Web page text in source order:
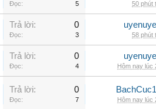
Đọc: 5 50 phút
Trả lời: 0
Đọc: 3 58 phút
Trả lời: 0
Đọc: 4 Hôm nay lúc
Trả lời: 0
Đọc: 7 Hôm nay lúc